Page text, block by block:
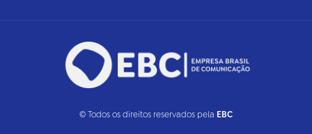
© Todos os direitos reservados pela EBC